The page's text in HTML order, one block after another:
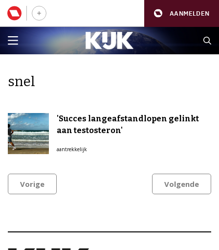
AANMELDEN
snel
'Succes langeafstandlopen gelinkt
aan testosteron'
aantrekkelijk
Vorige Volgende